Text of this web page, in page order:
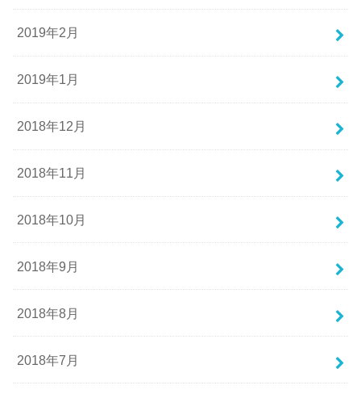
2019年2月
2019年1月
2018年12月
2018年11月
2018年10月
2018年9月
2018年8月
2018年7月